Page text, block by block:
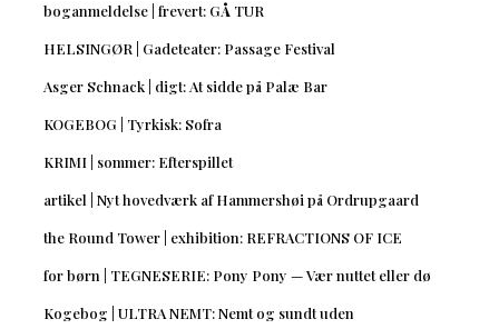
boganmeldelse | frevert: GÅ TUR
HELSINGØR | Gadeteater: Passage Festival
Asger Schnack | digt: At sidde på Palæ Bar
KOGEBOG | Tyrkisk: Sofra
KRIMI | sommer: Efterspillet
artikel | Nyt hovedværk af Hammershøi på Ordrupgaard
the Round Tower | exhibition: REFRACTIONS OF ICE
for børn | TEGNESERIE: Pony Pony — Vær nuttet eller dø
Kogebog | ULTRA NEMT: Nemt og sundt uden